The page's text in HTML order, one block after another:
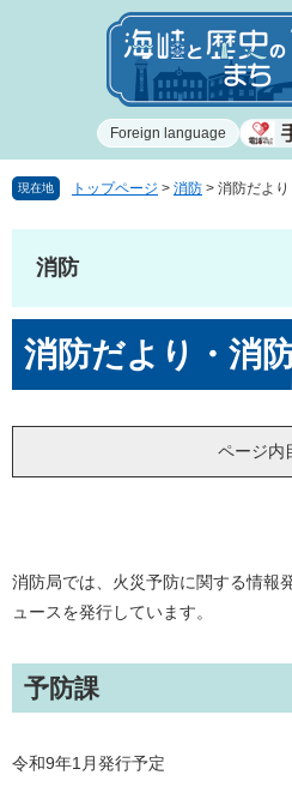
で
ば
Foreign language
現在地 トップページ > 消防 > 消防だよ
消防
文消防だより・消
ページ内
消防局では、火災予防に関する情報
ュースを発行しています。
予防課
令和9年1月発行予定